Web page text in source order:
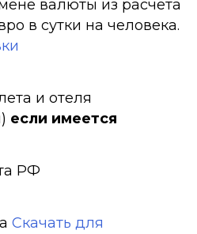
валюты из расчета
в сутки на человека.
и отеля
если имеется
РФ
Скачать для